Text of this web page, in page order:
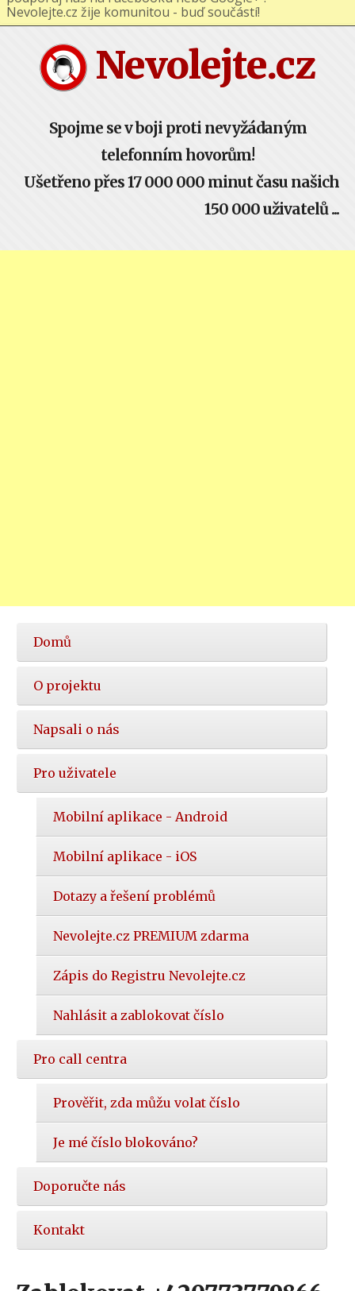
Nevolejte.cz
Spojme se v boji proti nevyžádaným
telefonním hovorům!
Ušetřeno přes 17 000 000 minut času našich
150 000 uživatelů ...
Hlavní
nabídka
Domů
O projektu
Napsali o nás
Pro uživatele
Mobilní aplikace - Android
Mobilní aplikace - iOS
Dotazy a řešení problémů
Nevolejte.cz PREMIUM zdarma
Zápis do Registru Nevolejte.cz
Nahlásit a zablokovat číslo
Pro call centra
Prověřit, zda můžu volat číslo
Je mé číslo blokováno?
Doporučte nás
Kontakt
Nevolejte.cz žije komunitou - buď součástí!